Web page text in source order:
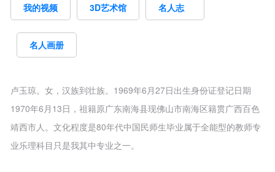
我的视频 3D艺术馆 名人志
名人画册
卢玉琼。女，汉族到壮族。1969年6月27日出生身份证登记日期
1970年6月13日，祖籍原广东南海县现佛山市南海区籍贯广西百色
靖西市人。文化程度是80年代中国民师生毕业属于全能型的教师专
业乐理科目只是我其中专业之一。